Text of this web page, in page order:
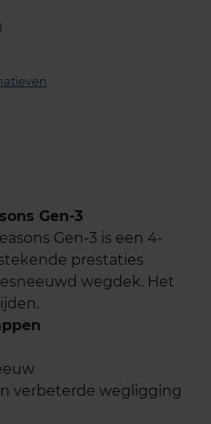
Gen-3
Gen-3 is een 4-
prestaties
wegdek. Het
verbeterde wegligging